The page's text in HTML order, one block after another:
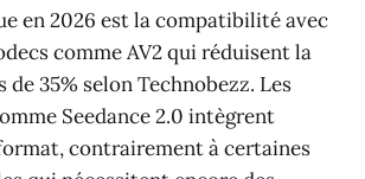
en 2026 est la compatibilité avec
comme AV2 qui réduisent la
de 35% selon Technobezz. Les
Seedance 2.0 intègrent
contrairement à certaines